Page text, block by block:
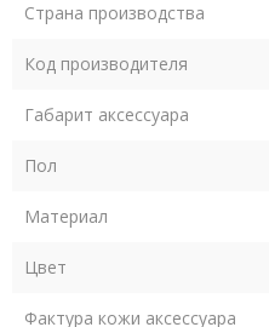
Страна производства
Код производителя
Габарит аксессуара
Пол
Материал
Цвет
Фактура кожи аксессуара